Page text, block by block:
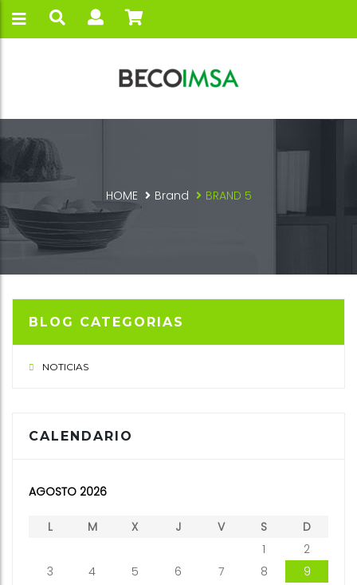
HOME Brand BRAND 5
BLOG CATEGORIAS
NOTICIAS
CALENDARIO
AGOSTO 2026
L M X J V S
D
1
2
3
4 5 6 7 8
9